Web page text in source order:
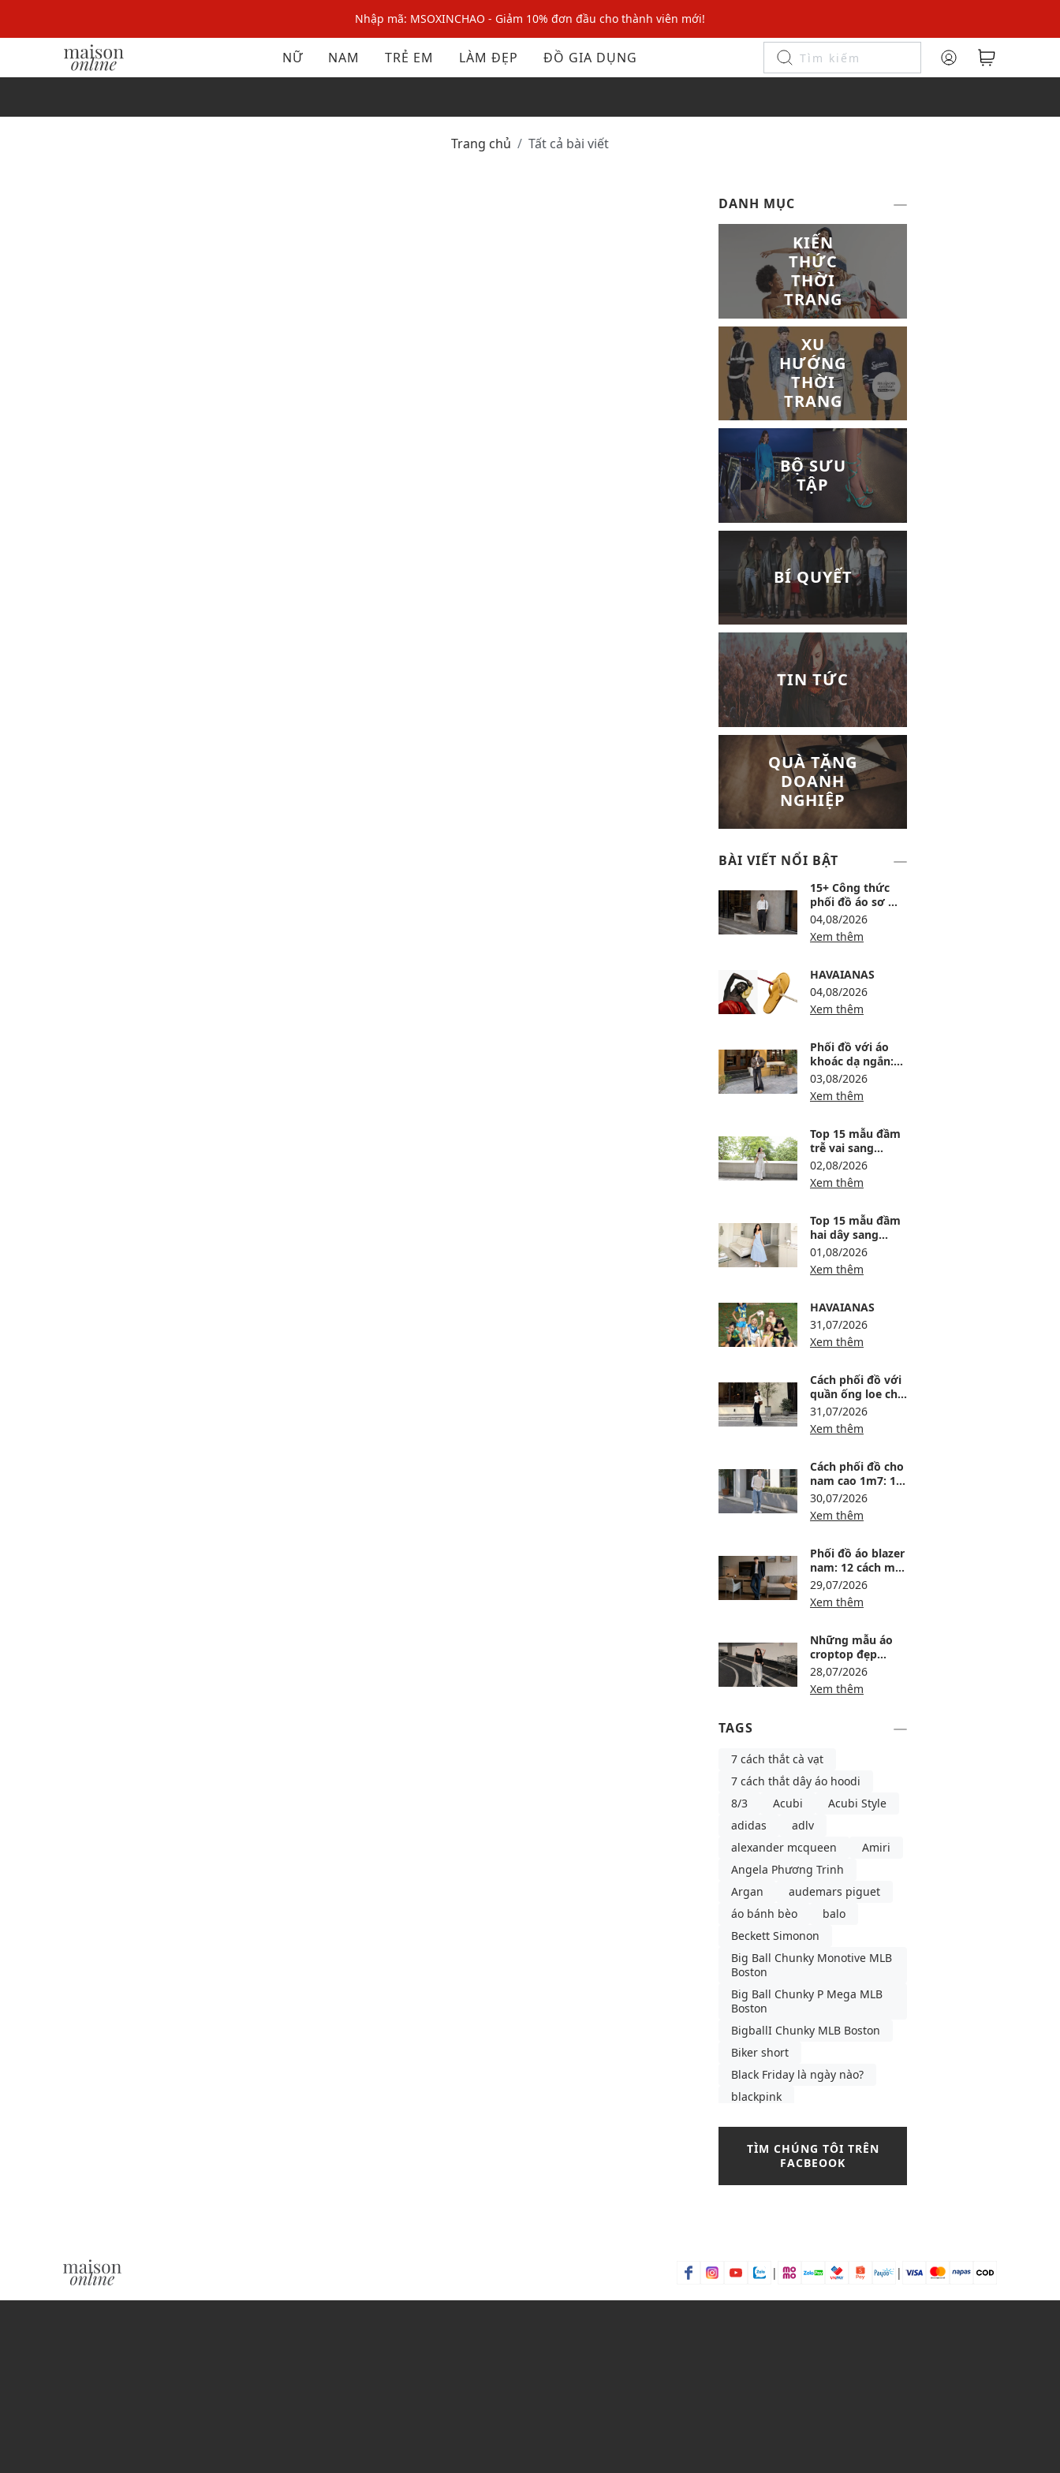
Nhập mã: MSOXINCHAO - Giảm 10% đơn đầu cho thành viên mới!
Nhập mã MSOPAY100: giảm ngay 10% khi thanh toán trực tuyến
Nhập mã: MSOXINCHAO - Giảm 10% đơn đầu cho thành viên mới!
NỮ NAM TRẺ EM LÀM ĐẸP ĐỒ GIA DỤNG
Trang chủ Tất cả bài viết
DANH MỤC
KIẾN
THỨC
THỜI
TRANG
XU
HƯỚNG
THỜI
TRANG
BỘ SƯU
TẬP
BÍ QUYẾT
TIN TỨC
QUÀ TẶNG
DOANH
NGHIỆP
BÀI VIẾT NỔI BẬT
15+ Công thức
phối đồ áo sơ mi
trắng nam lịch
lãm, trẻ và dễ
mặc
04,08/2026
Xem thêm
HAVAIANAS
04,08/2026
Xem thêm
Phối đồ với áo
khoác dạ ngắn:
12 công thức ấm,
gọn và sang
03,08/2026
Xem thêm
Top 15 mẫu đầm
trễ vai sang
trọng, dự tiệc
thanh lịch
02,08/2026
Xem thêm
Top 15 mẫu đầm
hai dây sang
trọng, thanh lịch
01,08/2026
Xem thêm
HAVAIANAS
31,07/2026
Xem thêm
Cách phối đồ với
quần ống loe cho
người lùn: 8 công
thức tôn dáng
31,07/2026
Xem thêm
Cách phối đồ cho
nam cao 1m7: 15
outfit gọn dáng,
dễ mặc
30,07/2026
Xem thêm
Phối đồ áo blazer
nam: 12 cách mặc
lịch lãm, trẻ và dễ
ứng dụng
29,07/2026
Xem thêm
Những mẫu áo
croptop đẹp
nhất: Top 15 mẫu
dễ phối
28,07/2026
Xem thêm
TAGS
7 cách thắt cà vạt
7 cách thắt dây áo hoodi
8/3
Acubi
Acubi Style
adidas
adlv
alexander mcqueen
Amiri
Angela Phương Trinh
Argan
audemars piguet
áo bánh bèo
balo
Beckett Simonon
Big Ball Chunky Monotive MLB
Boston
Big Ball Chunky P Mega MLB
Boston
BigballI Chunky MLB Boston
Biker short
Black Friday là ngày nào?
blackpink
blazer nữ
Bodysuits
Bohemian Style
boot
boot nam
burberry
Bí kíp phối đồ
TÌM CHÚNG TÔI TRÊN
FACBEOOK
| |